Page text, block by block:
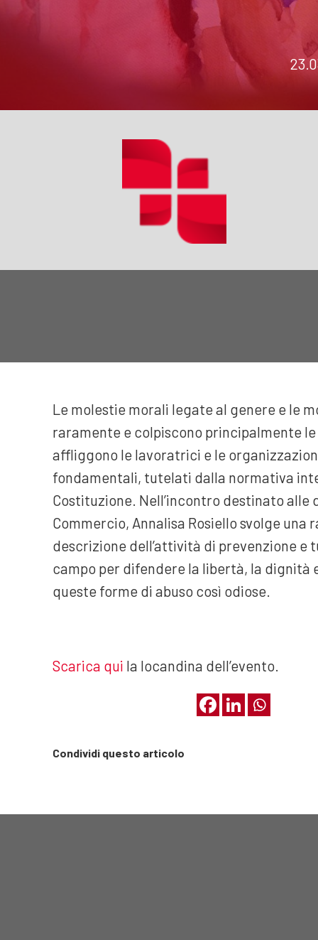
Le molestie morali legate al genere e le
raramente e colpiscono principalmente
affliggono le lavoratrici e le
fondamentali, tutelati dalla normativa
Costituzione. Nell’incontro destinato alle
Commercio, Annalisa Rosiello svolge
descrizione dell’attività di prevenzione e
campo per difendere la libertà, la
queste forme di abuso così odiose.
Scarica qui la locandina dell’evento.
Condividi questo articolo